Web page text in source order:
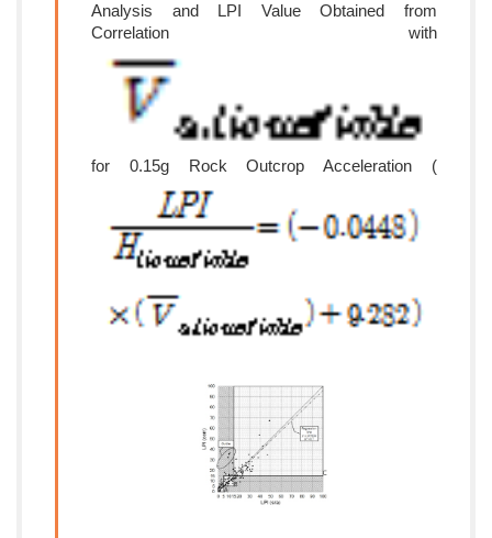
Analysis and LPI Value Obtained from
Correlation with
for 0.15g Rock Outcrop Acceleration (